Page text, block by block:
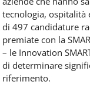
tecnologia,
di 497 candidature
premiate con la
– le Innovation
di determinare
riferimento.